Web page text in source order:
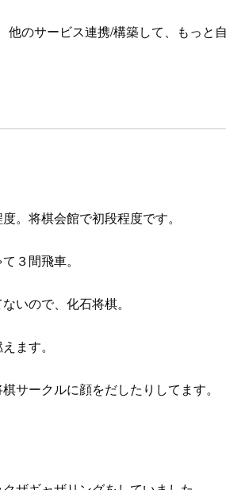
他のサービス連携/構築して、もっと
。将棋会館で初段程度です。
３間飛車。
いので、化石将棋。
ます。
サークルに顔をだしたりしてます。